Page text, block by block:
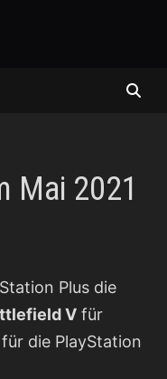
Mai 2021
Plus die
Vfür
die PlayStation